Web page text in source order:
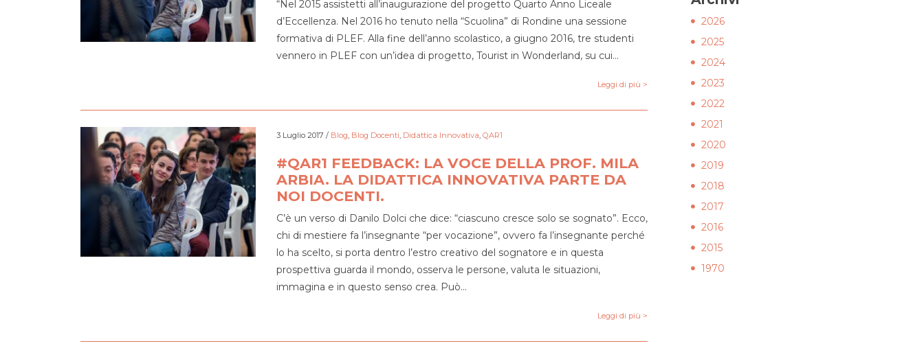
“Nel 2015 assistetti all’inaugurazione del progetto Quarto Anno Liceale
d’Eccellenza. Nel 2016 ho tenuto nella “Scuolina” di Rondine una sessione
formativa di PLEF. Alla fine dell’anno scolastico, a giugno 2016, tre studenti
vennero in PLEF con un’idea di progetto, Tourist in Wonderland, su cui…
Leggi di più >
3 Luglio 2017 / Blog, Blog Docenti, Didattica Innovativa, QAR1
#QAR1 FEEDBACK: LA VOCE DELLA PROF. MILA
ARBIA. LA DIDATTICA INNOVATIVA PARTE DA
NOI DOCENTI.
C’è un verso di Danilo Dolci che dice: “ciascuno cresce solo se sognato”. Ecco,
chi di mestiere fa l’insegnante “per vocazione”, ovvero fa l’insegnante perché
lo ha scelto, si porta dentro l’estro creativo del sognatore e in questa
prospettiva guarda il mondo, osserva le persone, valuta le situazioni,
immagina e in questo senso crea. Può…
Leggi di più >
2026
2025
2024
2023
2022
2021
2020
2019
2018
2017
2016
2015
1970